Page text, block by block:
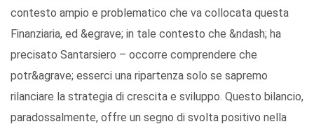
contesto ampio e problematico che va collocata questa
Finanziaria, ed &egrave; in tale contesto che &ndash; ha
precisato Santarsiero – occorre comprendere che
potr&agrave; esserci una ripartenza solo se sapremo
rilanciare la strategia di crescita e sviluppo. Questo bilancio,
paradossalmente, offre un segno di svolta positivo nella